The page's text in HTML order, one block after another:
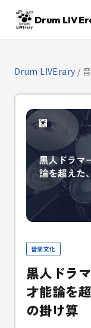
Drum
Drum LIVErary /
音楽文化
黒人ドラ
才能論を
の掛け算